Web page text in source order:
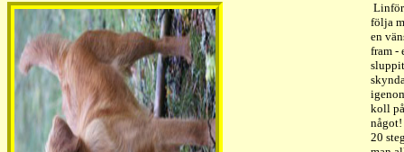
följa
en
fram -
koll
något!
20